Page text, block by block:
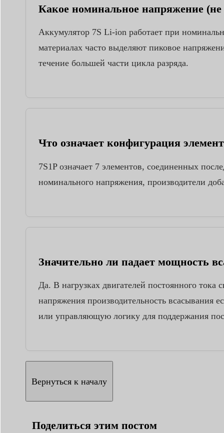
Какое номинальное напряжение
Аккумулятор 7S Li-ion работает при
материалах часто выделяют пиковое
течение большей части цикла разряда.
Что означает конфигурация
7S1P означает 7 элементов, соединенных
номинального напряжения, производители
Значительно ли падает мощность
Да. В нагрузках двигателей постоянного
напряжения производительность всасывания
или управляющую логику для поддержания
Вернуться к началу
Поделиться этим постом